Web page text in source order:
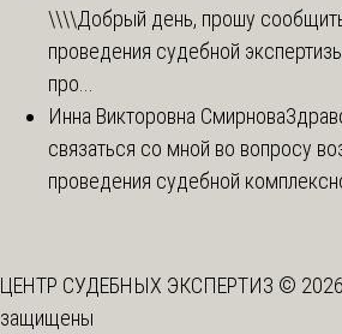
\\\\Добрый день, прошу
проведения судебной
про...
Инна Викторовна Смирнова
связаться со мной во вопросу
проведения судебной
ЦЕНТР СУДЕБНЫХ ЭКСПЕРТИЗ ©
защищены